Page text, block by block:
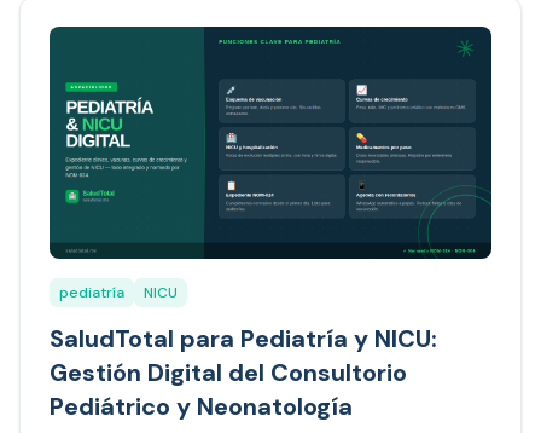
pediatría NICU
SaludTotal para Pediatría y NICU:
Gestión Digital del Consultorio
Pediátrico y Neonatología